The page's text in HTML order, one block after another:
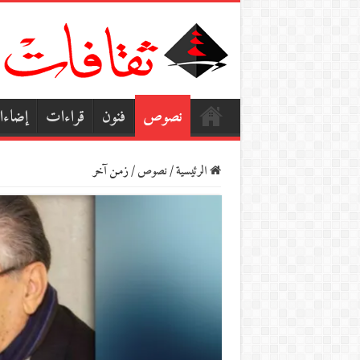
نصوص فنون قراءات
الرئيسية/نصوص/زمـن آخر